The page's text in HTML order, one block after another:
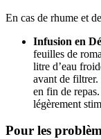
En cas de rhume et
Infusion en
feuilles de
litre d’eau
avant de filtrer.
en fin de
légèrement
Pour les